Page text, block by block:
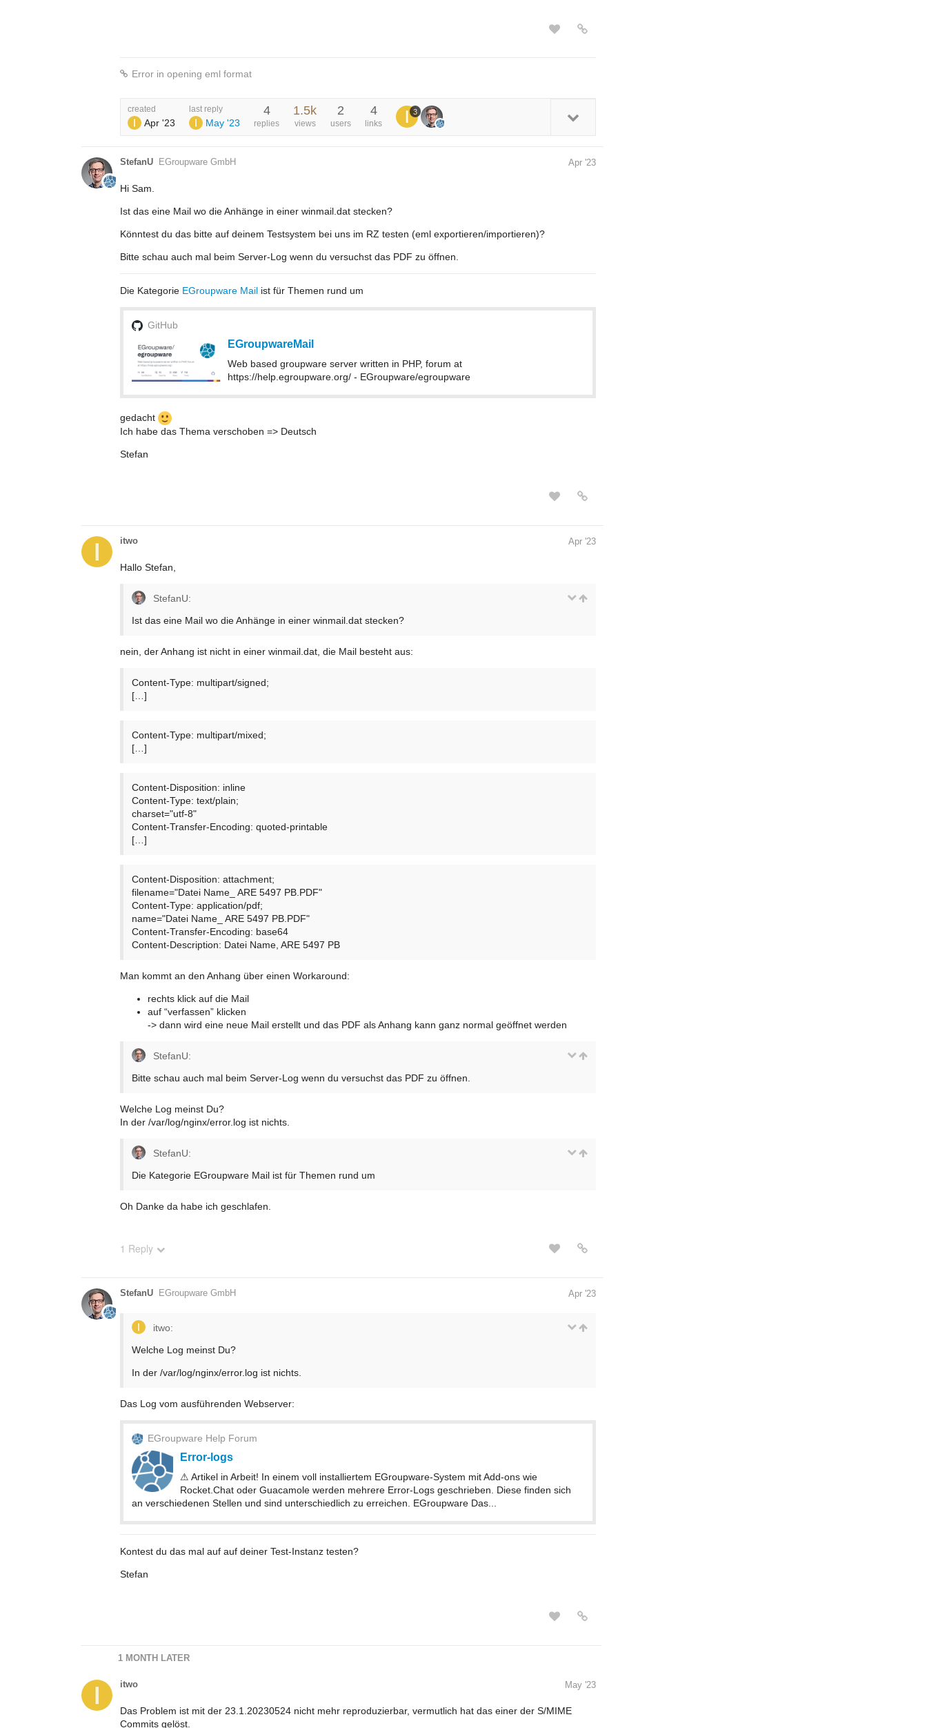
Error in opening eml format
created
Apr '23
last reply
May '23
4
replies
1.5k
views
2
users
4
links
3
StefanU EGroupware GmbH Apr '23
Hi Sam.
Ist das eine Mail wo die Anhänge in einer winmail.dat stecken?
Könntest du das bitte auf deinem Testsystem bei uns im RZ testen (eml exportieren/importieren)?
Bitte schau auch mal beim Server-Log wenn du versuchst das PDF zu öffnen.
Die Kategorie EGroupware Mail ist für Themen rund um
GitHub
EGroupwareMail
Web based groupware server written in PHP, forum at
https://help.egroupware.org/ - EGroupware/egroupware
gedacht
Ich habe das Thema verschoben => Deutsch
Stefan
itwo Apr '23
Hallo Stefan,
StefanU:
Ist das eine Mail wo die Anhänge in einer winmail.dat stecken?
nein, der Anhang ist nicht in einer winmail.dat, die Mail besteht aus:
Content-Type: multipart/signed;
[…]
Content-Type: multipart/mixed;
[…]
Content-Disposition: inline
Content-Type: text/plain;
charset="utf-8"
Content-Transfer-Encoding: quoted-printable
[…]
Content-Disposition: attachment;
filename="Datei Name_ ARE 5497 PB.PDF"
Content-Type: application/pdf;
name="Datei Name_ ARE 5497 PB.PDF"
Content-Transfer-Encoding: base64
Content-Description: Datei Name, ARE 5497 PB
Man kommt an den Anhang über einen Workaround:
rechts klick auf die Mail
auf “verfassen” klicken
-> dann wird eine neue Mail erstellt und das PDF als Anhang kann ganz normal geöffnet werden
StefanU:
Bitte schau auch mal beim Server-Log wenn du versuchst das PDF zu öffnen.
Welche Log meinst Du?
In der /var/log/nginx/error.log ist nichts.
StefanU:
Die Kategorie EGroupware Mail ist für Themen rund um
Oh Danke da habe ich geschlafen.
1 Reply
StefanU EGroupware GmbH Apr '23
itwo:
Welche Log meinst Du?
In der /var/log/nginx/error.log ist nichts.
Das Log vom ausführenden Webserver:
EGroupware Help Forum
Error-logs
⚠ Artikel in Arbeit! In einem voll installiertem EGroupware-System mit Add-ons wie
Rocket.Chat oder Guacamole werden mehrere Error-Logs geschrieben. Diese finden sich
an verschiedenen Stellen und sind unterschiedlich zu erreichen. EGroupware Das...
Kontest du das mal auf auf deiner Test-Instanz testen?
Stefan
1 MONTH LATER
itwo May '23
Das Problem ist mit der 23.1.20230524 nicht mehr reproduzierbar, vermutlich hat das einer der S/MIME
Commits gelöst.